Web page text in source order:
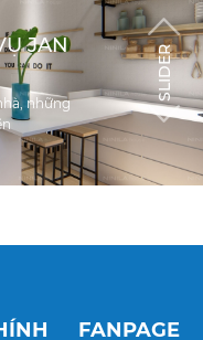
JAN
những
FANPAGE